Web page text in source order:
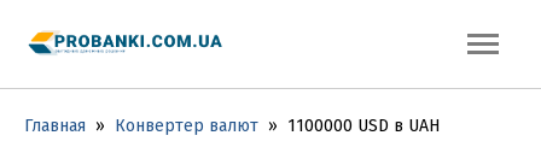
Главная » Конвертер валют » 1100000 USD в UAH